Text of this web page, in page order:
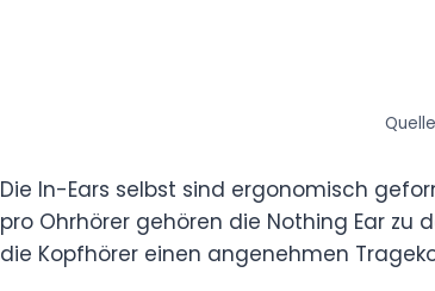
Die In-Ears selbst sind ergonomisch
pro Ohrhörer gehören die Nothing Ear zu
die Kopfhörer einen angenehmen